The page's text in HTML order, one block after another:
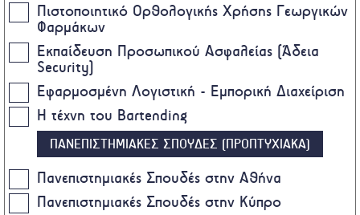
Πιστοποιητικό Ορθολογικής Χρήσης Γεωργικών
Φαρμάκων
Eκπαίδευση Προσωπικού Ασφαλείας (Άδεια
Security)
Εφαρμοσμένη Λογιστική - Εμπορική Διαχείριση
Η τέχνη του Bartending
ΠΑΝΕΠΙΣΤΗΜΙΑΚΕΣ ΣΠΟΥΔΕΣ (ΠΡΟΠΤΥΧΙΑΚΑ)
Πανεπιστημιακές Σπουδές στην Αθήνα
Πανεπιστημιακές Σπουδές στην Κύπρο